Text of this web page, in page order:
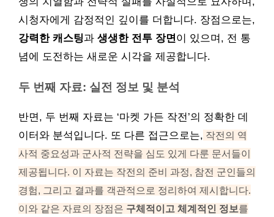
시청자에게 감정적인 깊이를 더합니다. 장점으로는,
강력한 캐스팅과 생생한 전투 장면이 있으며, 전 통
념에 도전하는 새로운 시각을 제공합니다.
두 번째 자료: 실전 정보 및 분석
반면, 두 번째 자료는 ‘마켓 가든 작전’의 정확한 데
이터와 분석입니다. 또 다른 접근으로는, 작전의 역
사적 중요성과 군사적 전략을 심도 있게 다룬 문서들이
제공됩니다. 이 자료는 작전의 준비 과정, 참전 군인들의
경험, 그리고 결과를 객관적으로 정리하여 제시합니다.
이와 같은 자료의 장점은 구체적이고 체계적인 정보를